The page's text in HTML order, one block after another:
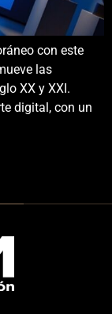
con este
las
XX y XXI.
digital, con un